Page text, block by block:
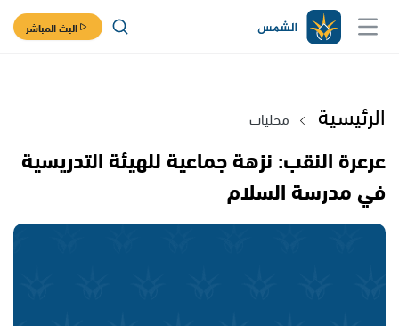
البث المباشر
الرئيسية محليات
عرعرة النقب: نزهة جماعية للهيئة التدريسية
في مدرسة السلام